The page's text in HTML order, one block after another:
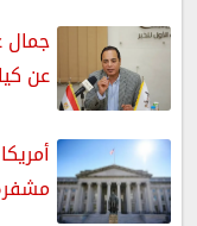
جمال
عن